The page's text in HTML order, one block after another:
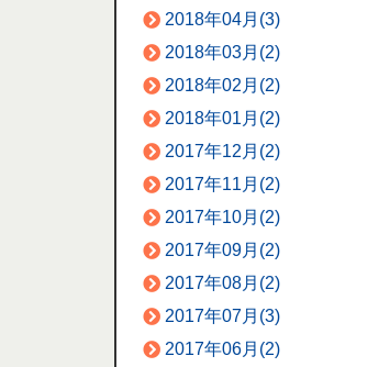
2018年04月(3)
2018年03月(2)
2018年02月(2)
2018年01月(2)
2017年12月(2)
2017年11月(2)
2017年10月(2)
2017年09月(2)
2017年08月(2)
2017年07月(3)
2017年06月(2)